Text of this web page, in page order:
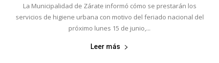
La Municipalidad de Zárate informó cómo se prestarán los
servicios de higiene urbana con motivo del feriado nacional del
próximo lunes 15 de junio,...
Leer más